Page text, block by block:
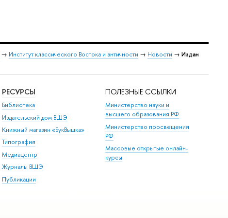
→ Институт классического Востока и античности → Новости → Издан
РЕСУРСЫ
Библиотека
Издательский дом ВШЭ
Книжный магазин «БукВышка»
Типография
Медиацентр
Журналы ВШЭ
Публикации
ПОЛЕЗНЫЕ ССЫЛКИ
Министерство науки и
высшего образования РФ
Министерство просвещения
РФ
Массовые открытые онлайн-
курсы